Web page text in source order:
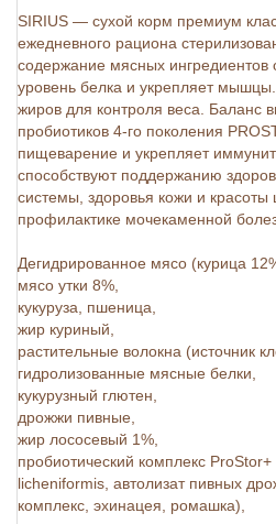
SIRIUS — сухой корм премиум
ежедневного рациона
содержание мясных ингредиентов
уровень белка и укрепляет
жиров для контроля веса. Баланс
пробиотиков 4-го поколения
пищеварение и укрепляет
способствуют поддержанию
системы, здоровья кожи и красоты
профилактике мочекаменной
Дегидрированное мясо (курица
мясо утки 8%,
кукуруза, пшеница,
жир куриный,
растительные волокна (источник
гидролизованные мясные белки,
кукурузный глютен,
дрожжи пивные,
жир лососевый 1%,
пробиотический комплекс
licheniformis, автолизат пивных
комплекс, эхинацея, ромашка),